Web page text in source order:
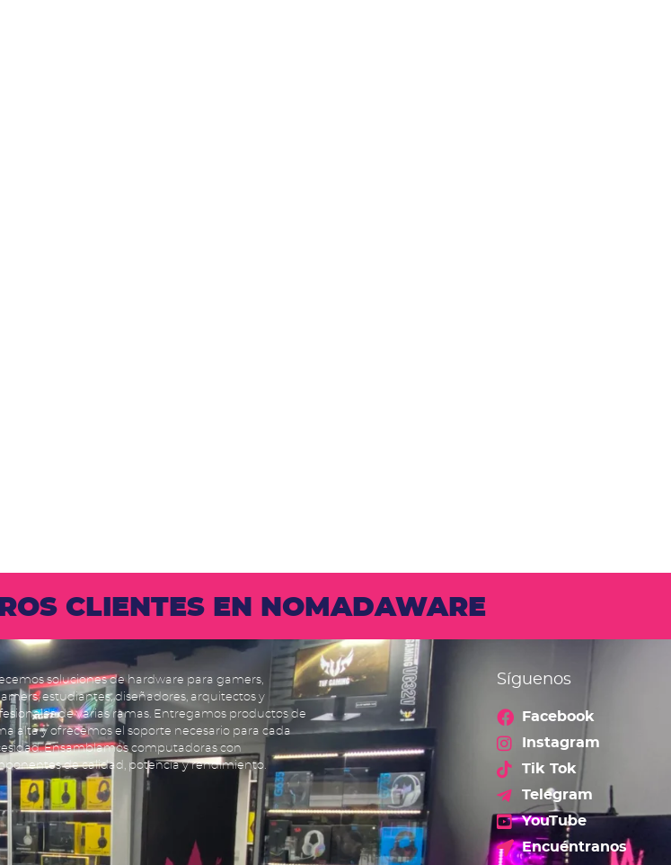
CLIENTES EN NOMADAWARE
soluciones de hardware para gamers,
estudiantes, diseñadores, arquitectos y
de varias ramas. Entregamos productos de
alta y ofrecemos el soporte necesario para cada
Ensamblamos computadoras con
de calidad, potencia y rendimiento.
Síguenos
Facebook
Instagram
Tik Tok
Telegram
YouTube
Encuéntranos